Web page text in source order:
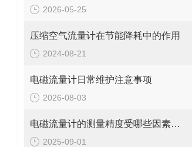
2026-05-25
压缩空气流量计在节能降耗中的作用
2024-08-21
电磁流量计日常维护注意事项
2026-08-03
电磁流量计的测量精度受哪些因素影响?
2025-09-01